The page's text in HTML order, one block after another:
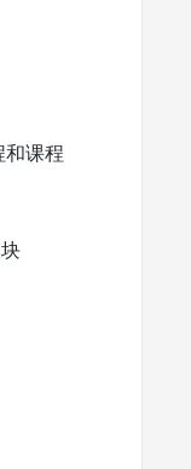
和课程